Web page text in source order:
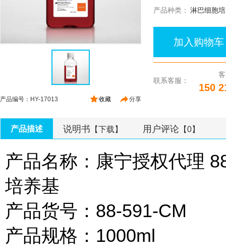
分享
收藏
产品编号：HY-17013
产品种类： 淋巴细胞
加入购物车
联系客服：
150
产品描述 说明书 【下载】 用户评论 【0】
产品名称：康宁授权代理
培养基
产品货号：88-591-CM
产品规格：1000ml